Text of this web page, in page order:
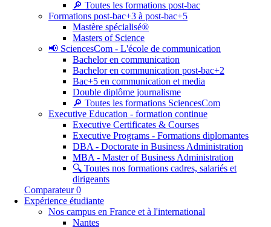
🔎 Toutes les formations post-bac
Formations post-bac+3 à post-bac+5
Mastère spécialisé®
Masters of Science
📢 SciencesCom - L'école de communication
Bachelor en communication
Bachelor en communication post-bac+2
Bac+5 en communication et media
Double diplôme journalisme
🔎 Toutes les formations SciencesCom
Executive Education - formation continue
Executive Certificates & Courses
Executive Programs - Formations diplomantes
DBA - Doctorate in Business Administration
MBA - Master of Business Administration
🔍 Toutes nos formations cadres, salariés et
dirigeants
Comparateur 0
Expérience étudiante
Nos campus en France et à l'international
Nantes